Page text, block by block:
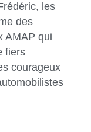
les
des
AMAP qui
fiers
courageux